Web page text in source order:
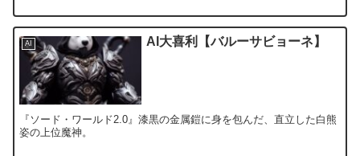
AI AI大喜利【バルーサビョーネ】
『ソード・ワールド2.0』漆黒の金属鎧に身を包んだ、直立した白熊
姿の上位魔神。